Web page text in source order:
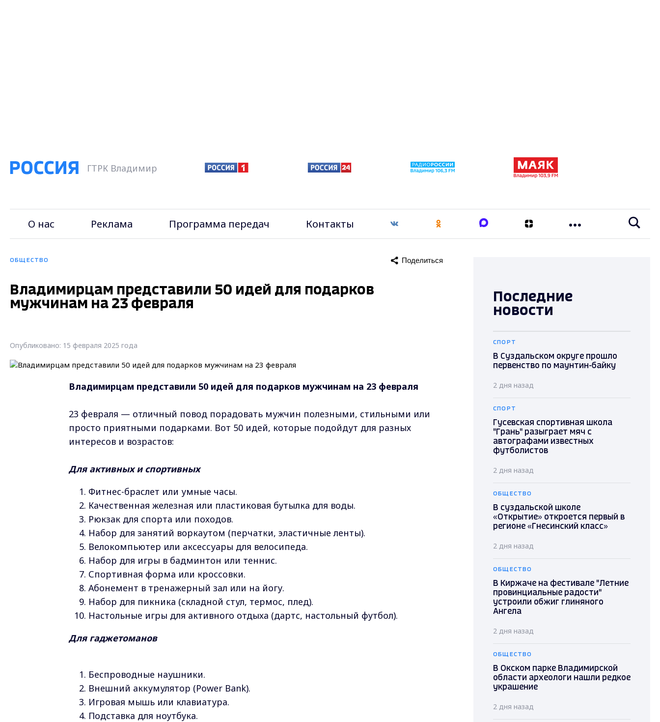
ГТРК Владимир
О нас Реклама Программа передач Контакты
ОБЩЕСТВО Поделиться
Владимирцам представили 50 идей для подарков
мужчинам на 23 февраля
Опубликовано: 15 февраля 2025 года
Владимирцам представили 50 идей для подарков мужчинам на 23 февраля
23 февраля — отличный повод порадовать мужчин полезными, стильными или
просто приятными подарками. Вот 50 идей, которые подойдут для разных
интересов и возрастов:
Для активных и спортивных
Фитнес-браслет или умные часы.
Качественная железная или пластиковая бутылка для воды.
Рюкзак для спорта или походов.
Набор для занятий воркаутом (перчатки, эластичные ленты).
Велокомпьютер или аксессуары для велосипеда.
Набор для игры в бадминтон или теннис.
Спортивная форма или кроссовки.
Абонемент в тренажерный зал или на йогу.
Набор для пикника (складной стул, термос, плед).
Настольные игры для активного отдыха (дартс, настольный футбол).
Для гаджетоманов
Беспроводные наушники.
Внешний аккумулятор (Power Bank).
Игровая мышь или клавиатура.
Подставка для ноутбука.
Последние
новости
СПОРТ
В Суздальском округе прошло
первенство по маунтин-байку
2 дня назад
СПОРТ
Гусевская спортивная школа
"Грань" разыграет мяч с
автографами известных
футболистов
2 дня назад
ОБЩЕСТВО
В суздальской школе
«Открытие» откроется первый в
регионе «Гнесинский класс»
2 дня назад
ОБЩЕСТВО
В Киржаче на фестивале "Летние
провинциальные радости"
устроили обжиг глиняного
Ангела
2 дня назад
ОБЩЕСТВО
В Окском парке Владимирской
области археологи нашли редкое
украшение
2 дня назад